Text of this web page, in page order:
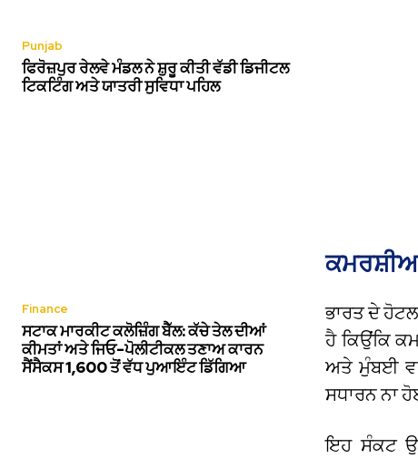
Punjab
ਫਿਰੋਜ਼ਪੁਰ ਰੇਲਵੇ ਮੰਡਲ ਨੇ ਸ਼ੁਰੂ ਕੀਤੀ ਵੱਡੀ ਡਿਜੀਟਲ
ਟਿਕਟਿੰਗ ਅਤੇ ਯਾਤਰੀ ਸੁਵਿਧਾ ਪਹਿਲ
Finance
ਸਟਾਕ ਮਾਰਕੀਟ ਕਲੋਜ਼ਿੰਗ ਬੈੱਲ: ਕੱਚੇ ਤੇਲ ਦੀਆਂ
ਕੀਮਤਾਂ ਅਤੇ ਜਿਓ-ਪੋਲੀਟੀਕਲ ਤਣਾਅ ਕਾਰਨ
ਸੈਂਸੈਕਸ 1,600 ਤੋਂ ਵੱਧ ਪੁਆਇੰਟ ਡਿੱਗਿਆ
ਭਾਰਤ ਦੇ
ਹੈ ਕਿਉਂਕਿ
ਅਤੇ ਮੁੰਬਈ
ਸਧਾਰਨ ਨਾ
ਇਹ ਸੰਕਟ